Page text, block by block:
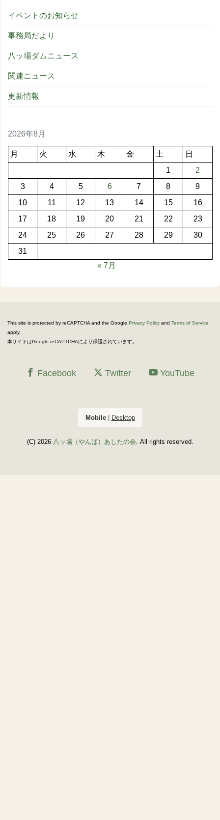
イベントのお知らせ
事務局だより
八ッ場ダムニュース
関連ニュース
更新情報
2026年8月
月 火 水 木 金 土
日
1
2
3
4 5 6 7 8
9
10
11 12 13 14 15
16
17
18 19 20 21 22
23
24
25 26 27 28 29
30
31
« 7月
This site is protected by reCAPTCHA and the Google Privacy Policy and Terms of Service
apply.
本サイトはGoogle reCAPTCHAにより保護されています。
Facebook Twitter YouTube
Mobile| Desktop
(C) 2026 八ッ場（やんば）あしたの会. All rights reserved.